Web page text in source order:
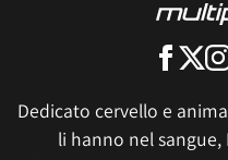
Dedicato cervello e
li hanno nel